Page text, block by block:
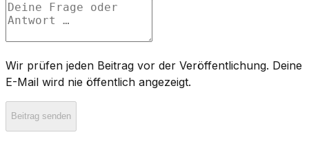
Wir prüfen jeden Beitrag vor der Veröffentlichung. Deine
E-Mail wird nie öffentlich angezeigt.
Beitrag senden